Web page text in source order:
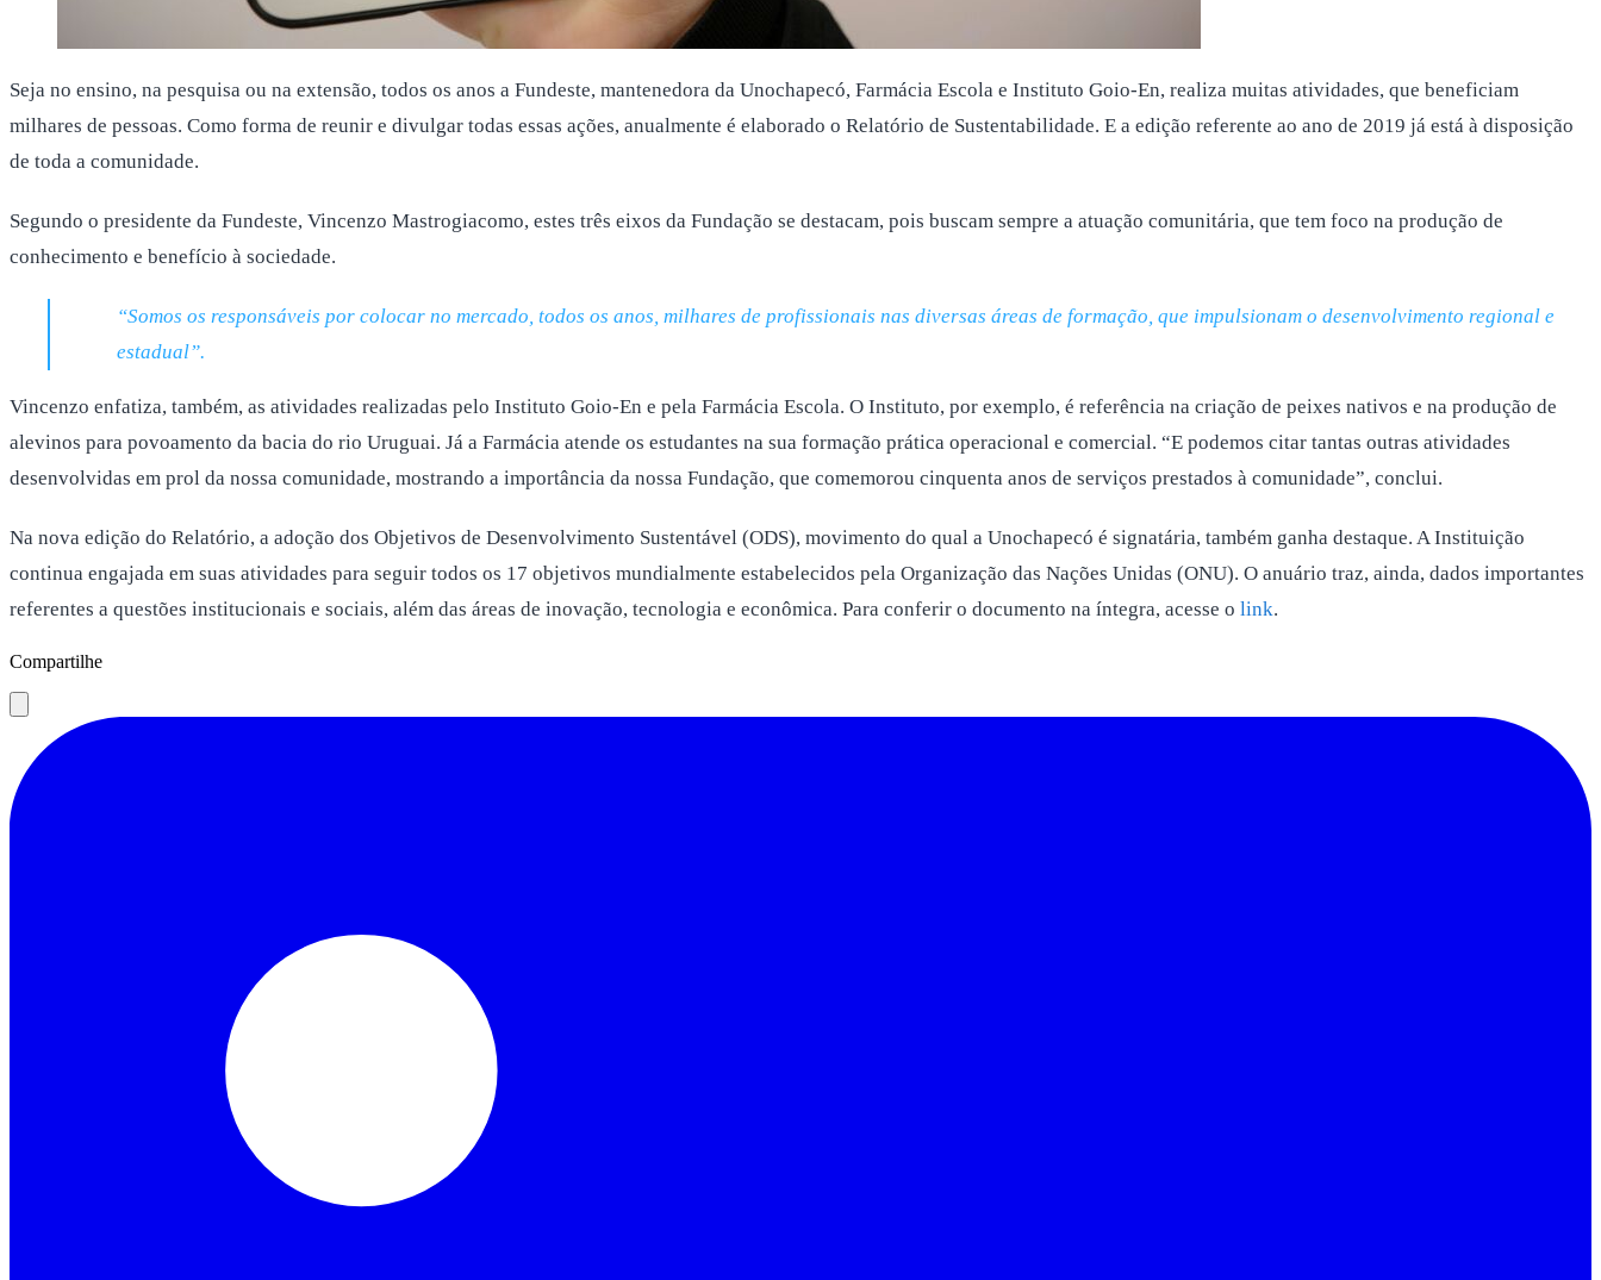
Seja no ensino, na pesquisa ou na extensão, todos os anos a Fundeste, mantenedora da Unochapecó, Farmácia Escola e Instituto Goio-En, realiza muitas atividades, que beneficiam
milhares de pessoas. Como forma de reunir e divulgar todas essas ações, anualmente é elaborado o Relatório de Sustentabilidade. E a edição referente ao ano de 2019 já está à disposição
de toda a comunidade.
Segundo o presidente da Fundeste, Vincenzo Mastrogiacomo, estes três eixos da Fundação se destacam, pois buscam sempre a atuação comunitária, que tem foco na produção de
conhecimento e benefício à sociedade.
“Somos os responsáveis por colocar no mercado, todos os anos, milhares de profissionais nas diversas áreas de formação, que impulsionam o desenvolvimento regional e
estadual”.
Vincenzo enfatiza, também, as atividades realizadas pelo Instituto Goio-En e pela Farmácia Escola. O Instituto, por exemplo, é referência na criação de peixes nativos e na produção de
alevinos para povoamento da bacia do rio Uruguai. Já a Farmácia atende os estudantes na sua formação prática operacional e comercial. “E podemos citar tantas outras atividades
desenvolvidas em prol da nossa comunidade, mostrando a importância da nossa Fundação, que comemorou cinquenta anos de serviços prestados à comunidade”, conclui.
Na nova edição do Relatório, a adoção dos Objetivos de Desenvolvimento Sustentável (ODS), movimento do qual a Unochapecó é signatária, também ganha destaque. A Instituição
continua engajada em suas atividades para seguir todos os 17 objetivos mundialmente estabelecidos pela Organização das Nações Unidas (ONU). O anuário traz, ainda, dados importantes
referentes a questões institucionais e sociais, além das áreas de inovação, tecnologia e econômica. Para conferir o documento na íntegra, acesse o link.
Compartilhe